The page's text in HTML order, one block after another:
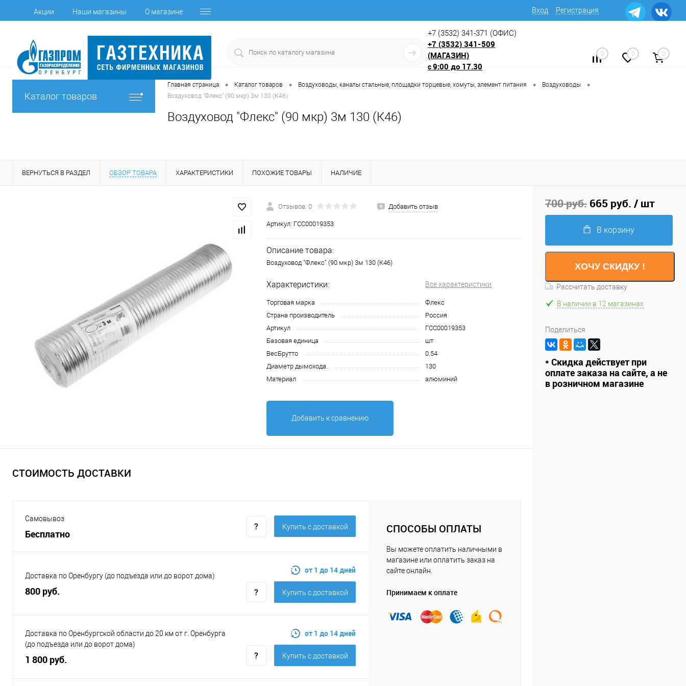
Акции Наши магазины О магазине Вход Регистрация
+7 (3532) 341-371 (ОФИС)
+7 (3532) 341-509
(МАГАЗИН)
с9:00 до 17.30
0 0 0
Каталог товаров
Главная страница • Каталог товаров • Воздуховоды, каналы стальные, площадки торцевые, хомуты, элемент питания • Воздуховоды •
Воздуховод "Флекс" (90 мкр) 3м 130 (К46)
Воздуховод "Флекс" (90 мкр) 3м 130 (К46)
ВЕРНУТЬСЯ В РАЗДЕЛ ОБЗОР ТОВАРА ХАРАКТЕРИСТИКИ ПОХОЖИЕ ТОВАРЫ НАЛИЧИЕ
Отзывов: 0 Добавить отзыв
Артикул: ГСС00019353
Описание товара:
Воздуховод "Флекс" (90 мкр) 3м 130 (К46)
Характеристики: Все характеристики
Торговая марка
Флекс
Страна производитель
Россия
Артикул
ГСС00019353
Базовая единица
шт
ВесБрутто
0.54
Диаметр дымохода.
130
Материал
алюминий
Добавить к сравнению
СТОИМОСТЬ ДОСТАВКИ
Самовывоз
Бесплатно
Купить c доставкой
Доставка по Оренбургу (до подъезда или до ворот дома)
800 руб.
от 1 до 14 дней
Купить c доставкой
Доставка по Оренбургской области до 20 км от г. Оренбурга
(до подъезда или до ворот дома)
1 800 руб.
от 1 до 14 дней
Купить c доставкой
СПОСОБЫ ОПЛАТЫ
Вы можете оплатить наличными в
магазине или оплатить заказ на
сайте онлайн.
Принимаем к оплате
700 руб. 665 руб. / шт
В корзину
ХОЧУ СКИДКУ !
Рассчитать доставку
В наличии в 12 магазинах
Поделиться
* Скидка действует при
оплате заказа на сайте, а не
в розничном магазине